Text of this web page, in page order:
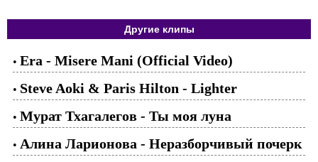
Другие клипы
• Era - Misere Mani (Official Video)
• Steve Aoki & Paris Hilton - Lighter
• Мурат Тхагалегов - Ты моя луна
• Алина Ларионова - Неразборчивый почерк